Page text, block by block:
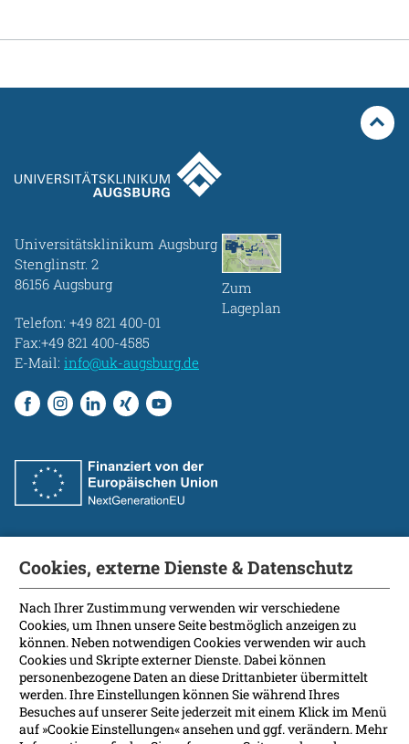
Universitätsklinikum Augsburg
Stenglinstr. 2
86156 Augsburg
Telefon: +49 821 400-01
Fax:+49 821 400-4585
E-Mail: info@uk-augsburg.de
Zum
Lageplan
Fakultät
International Patients
Kontakt
Presse
Soziale Medien
Barrierefreiheit
Cookies, externe Dienste & Datenschutz
Nach Ihrer Zustimmung verwenden wir verschiedene
Cookies, um Ihnen unsere Seite bestmöglich anzeigen zu
können. Neben notwendigen Cookies verwenden wir auch
Cookies und Skripte externer Dienste. Dabei können
personenbezogene Daten an diese Drittanbieter übermittelt
werden. Ihre Einstellungen können Sie während Ihres
Besuches auf unserer Seite jederzeit mit einem Klick im Menü
auf »Cookie Einstellungen« ansehen und ggf. verändern. Mehr